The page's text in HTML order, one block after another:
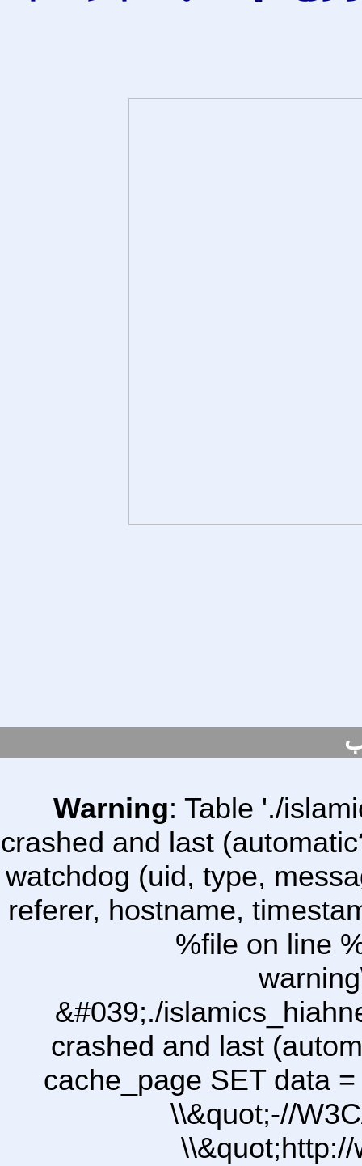
Warning: Table './
crashed and last
watchdog (uid, type,
referer, hostname,
%file on line
&#039;./
crashed and last
cache_page SET data
\\&quot;-//